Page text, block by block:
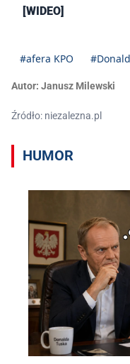
[WIDEO]
#afera KPO
Autor: Janusz Milewski
Źródło: niezalezna.pl
HUMOR